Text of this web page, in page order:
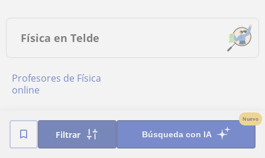
Filtrar Búsqueda con IA
Nuevo
Física en Telde
Profesores de Física
online
Poblaciones cercanas a Telde